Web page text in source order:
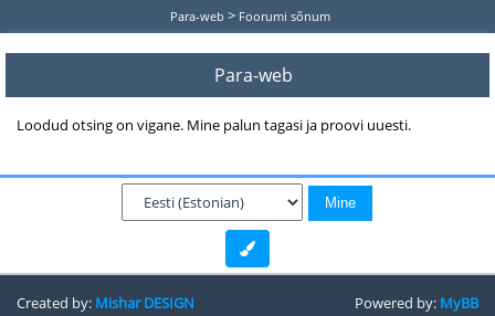
Para-web > Foorumi sõnum
Para-web
Loodud otsing on vigane. Mine palun tagasi ja proovi uuesti.
Created by: Mishar DESIGN Powered by: MyBB